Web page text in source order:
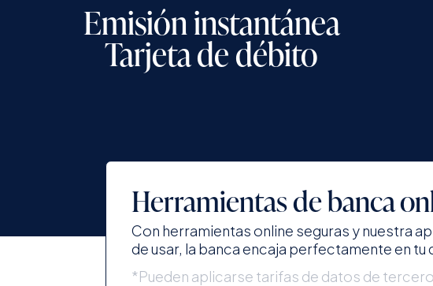
Emisión instantánea
Tarjeta de débito
Herramientas de banca
Con herramientas online seguras y nuestra
de usar, la banca encaja perfectamente en tu
*Pueden aplicarse tarifas de datos de